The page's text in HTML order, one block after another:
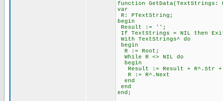
function
var
R: PTextString;
begin
Result := '';
If TextStrings = NIL then
With TextStrings^ do
begin
R := Root;
While R <> NIL do
begin
Result := Result + R^.Str +
R := R^.Next
end
end
end;